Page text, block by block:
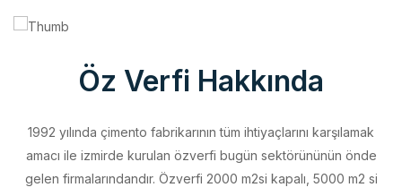
1992 yılında çimento fabrikarının tüm ihtiyaçlarını karşılamak
gelen firmalarındandır. Özverfi 2000 m2si kapalı, 5000 m2 si
açık alana sahip olan yeni tesisinde son teknolojiye sahip
makinalar ile müşterilerine hizmet vermektedir.müşterilerine